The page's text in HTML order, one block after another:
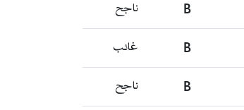
B ناجح
B غائب
B ناجح